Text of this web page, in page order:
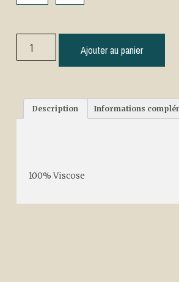
Ajouter au panier
Description Informations
100% Viscose